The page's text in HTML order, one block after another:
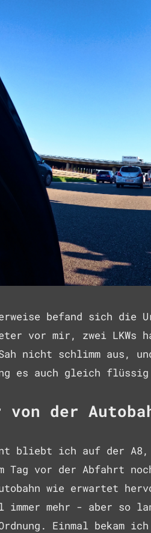
befand sich die
vor mir, zwei LKWs
nicht schlimm aus,
es auch gleich
von der
bliebt ich auf der A8,
Tag vor der Abfahrt
wie erwartet
immer mehr - aber so
Einmal bekam